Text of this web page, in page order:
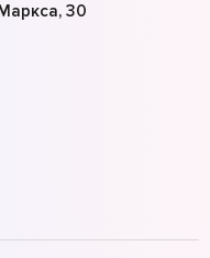
30